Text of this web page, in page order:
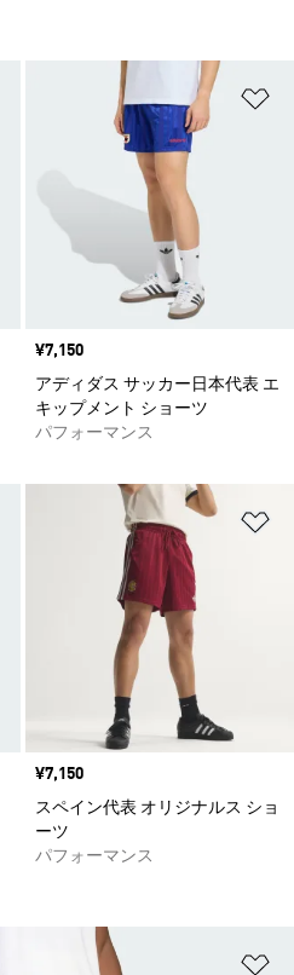
ほしいものリストに追加
価格
¥7,150
アディダス サッカー日本代表 エ
キップメント ショーツ
パフォーマンス
ほしいものリストに追加
価格
¥7,150
スペイン代表 オリジナルス ショ
ーツ
パフォーマンス